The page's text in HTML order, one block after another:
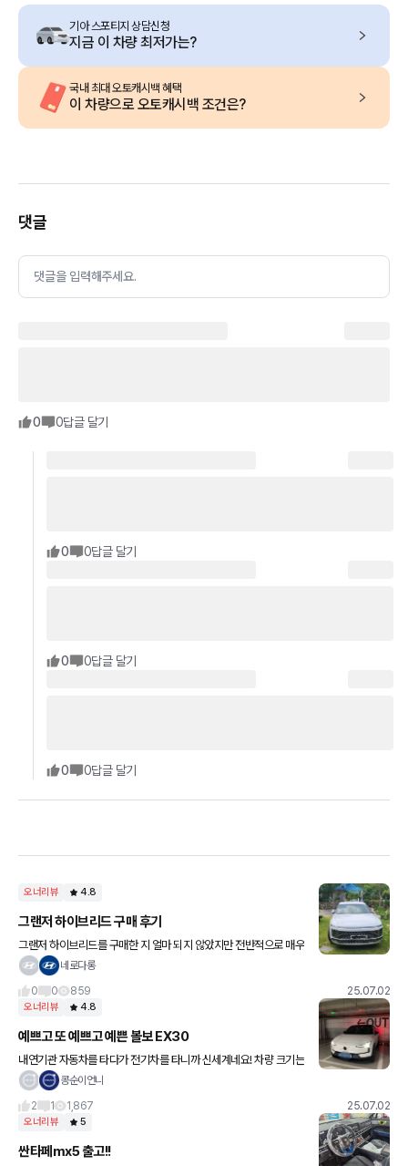
기아 스포티지 상담신청
지금 이 차량 최저가는?
국내 최대 오토캐시백 혜택
이 차량으로 오토캐시백 조건은?
댓글
댓글을 입력해주세요.
0 0답글 달기
0 0답글 달기
0 0답글 달기
0 0답글 달기
오너리뷰 4.8
그랜저 하이브리드 구매 후기
그랜저 하이브리드를 구매한 지 얼마 되지 않았지만 전반적으로 매우
만족하고 있습니다. 우선 디자인이 매우 세련되고 고급스럽습니다.
네로다롱
0
0 859 25.07.02
오너리뷰 4.8
예쁘고 또 예쁘고 예쁜 볼보 EX30
내연기관 자동차를 타다가 전기차를 타니까 신세계네요! 차량 크기는
작은 편이지만 묵직하고 안정적인 느낌입니다 승차감도 생각보다 좋
다도
콩순이언니
2
1 1,867 25.07.02
오너리뷰 5
싼타페mx5 출고!!